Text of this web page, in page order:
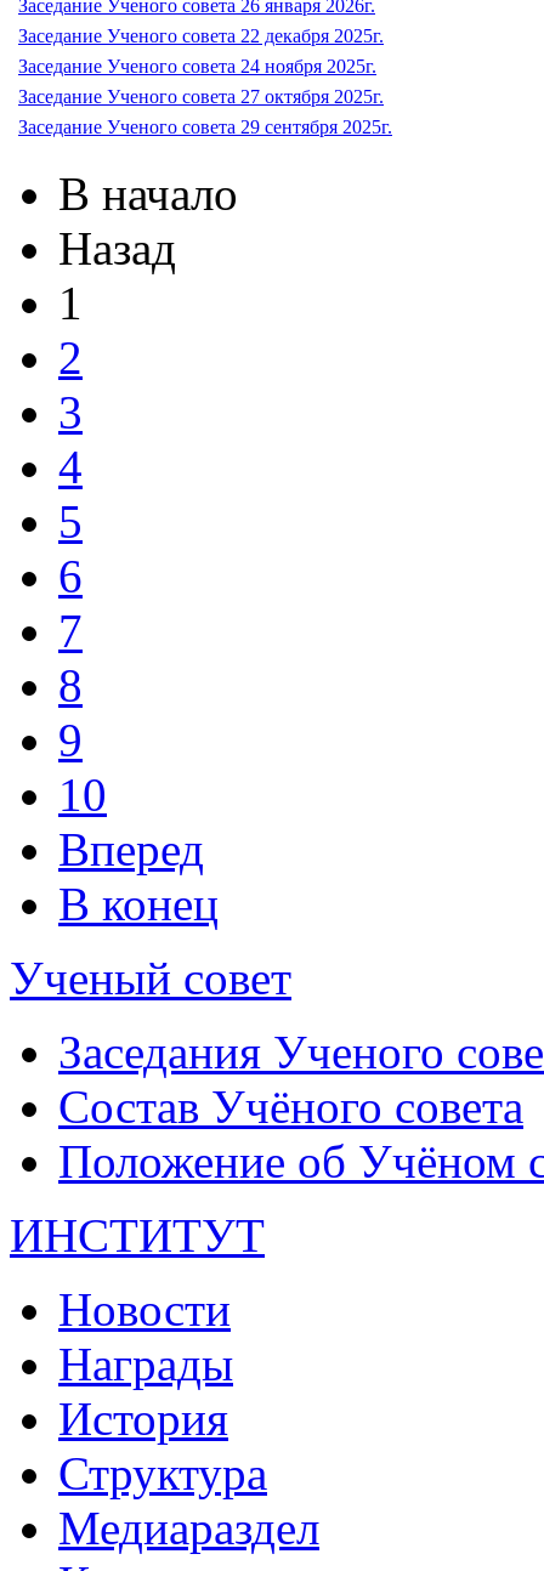
Заседание Ученого совета 26 января 2026г.
Заседание Ученого совета 22 декабря 2025г.
Заседание Ученого совета 24 ноября 2025г.
Заседание Ученого совета 27 октября 2025г.
Заседание Ученого совета 29 сентября 2025г.
В начало
Назад
1
2
3
4
5
6
7
8
9
10
Вперед
В конец
Ученый совет
Заседания Ученого
Состав Учёного совета
Положение об Учёном
ИНСТИТУТ
Новости
Награды
История
Структура
Медиараздел